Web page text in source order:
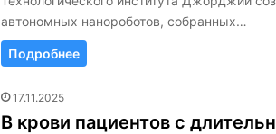
автономных нанороботов, собранных…
Подробнее
17.11.2025
В крови пациентов с